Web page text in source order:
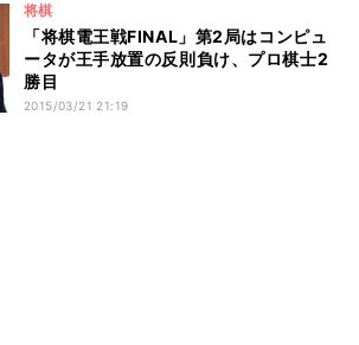
将棋
「将棋電王戦FINAL」第2局はコンピュ
ータが王手放置の反則負け、プロ棋士2
勝目
2015/03/21 21:19